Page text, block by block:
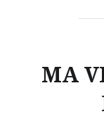
MA